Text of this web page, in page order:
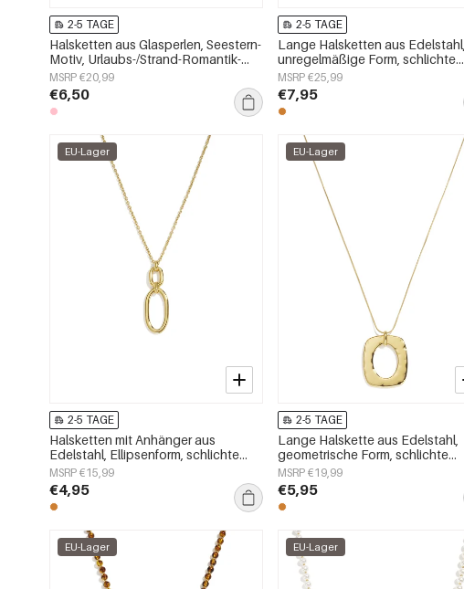
2-5 TAGE
Halsketten aus Glasperlen, Seestern-
Motiv, Urlaubs-/Strand-Romantik-
Serie, Damenschmuck
MSRP €20,99
€6,50
2-5 TAGE
Lange Halsketten aus Edelstahl,
unregelmäßige Form, schlichte
Alltags-Serie, Damenschmuck
MSRP €25,99
€7,95
EU-Lager
2-5 TAGE
Halsketten mit Anhänger aus
Edelstahl, Ellipsenform, schlichte
Serie „Alltagsschmuck“,
Damenschmuck
MSRP €15,99
€4,95
EU-Lager
2-5 TAGE
Lange Halskette aus Edelstahl,
geometrische Form, schlichte
Alltags-Serie, Damenschmuck
MSRP €19,99
€5,95
EU-Lager EU-Lager